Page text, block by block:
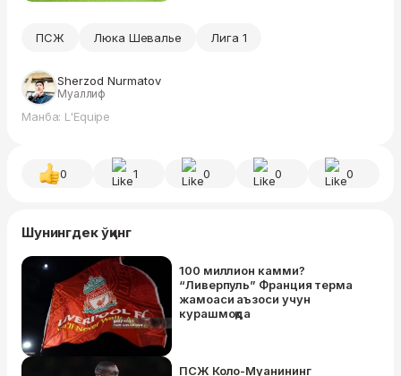
ПСЖ Люка Шевалье Лига 1
Sherzod Nurmatov
Муаллиф
Манба: L'Equipe
0 1 0 0 0
Шунингдек ўқинг
100 миллион камми?
“Ливерпуль” Франция терма
жамоаси аъзоси учун
курашмоқда
ПСЖ Коло-Муанининг